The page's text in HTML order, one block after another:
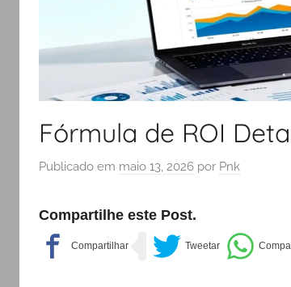
Fórmula de ROI
Publicado em maio 13, 2026 por Pnk
Compartilhe este Post.